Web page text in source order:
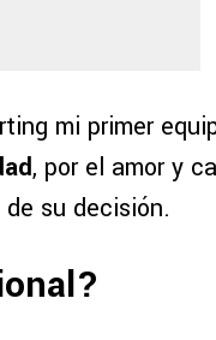
mi primer
, por el amor y
su decisión.